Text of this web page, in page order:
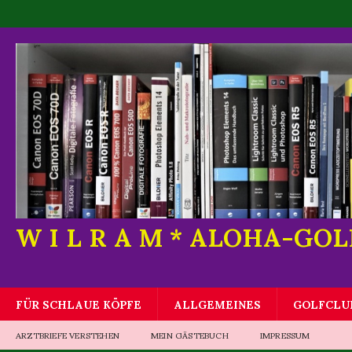
W I L R A M * ALOHA-
FÜR SCHLAUE KÖPFE ALLGEMEINES
ARZTBRIEFE VERSTEHEN MEIN GÄSTEBUCH IMPRESSUM